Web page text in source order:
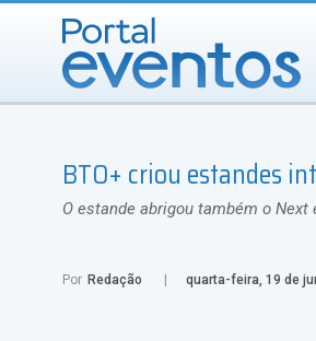
BTO+ criou estandes
O estande abrigou também o Next
Por Redação quarta-feira, 19 de